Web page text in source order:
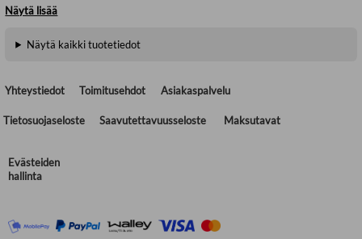
valmisteiden vaikutustavoista ja suojautumisesta kasvinsuojeluaineita
ympäristörajoituksista, viljan ja perunan tankkiseoksista,
vähentämään kasvinsuojeluaineiden kokonaiskäyttöä viljelyssä.
Näytä lisää
Näytä kaikki tuotetiedot
Yhteystiedot Toimitusehdot Asiakaspalvelu
Tietosuojaseloste Saavutettavuusseloste Maksutavat
Evästeiden
hallinta